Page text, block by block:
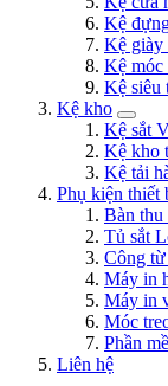
Kệ
Kệ giày
Kệ móc
Kệ siêu
Kệ kho
Kệ sắt
Kệ kho
Kệ tải
Phụ kiện thiết
Bàn thu
Tủ sắt
Công
Máy in
Máy in
Móc
Phần
Liên hệ